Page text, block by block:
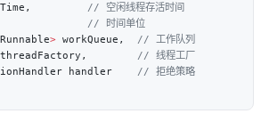
unit,
Runnable> workQueue,
threadFactory,
handler